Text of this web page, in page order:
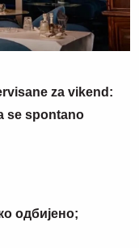
za vikend:
se spontano
одбијено;